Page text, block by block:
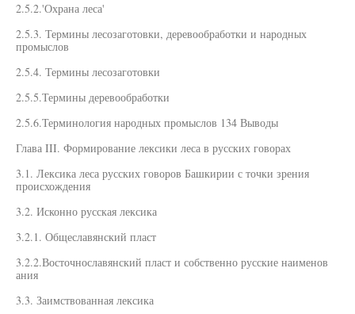
2.5.2.'Охрана леса'
2.5.3. Термины лесозаготовки, деревообработки и народных
промыслов
2.5.4. Термины лесозаготовки
2.5.5.Термины деревообработки
2.5.6.Терминология народных промыслов 134 Выводы
Глава III. Формирование лексики леса в русских говорах
3.1. Лексика леса русских говоров Башкирии с точки зрения
происхождения
3.2. Исконно русская лексика
3.2.1. Общеславянский пласт
3.2.2.Восточнославянский пласт и собственно русские наименов
ания
3.3. Заимствованная лексика